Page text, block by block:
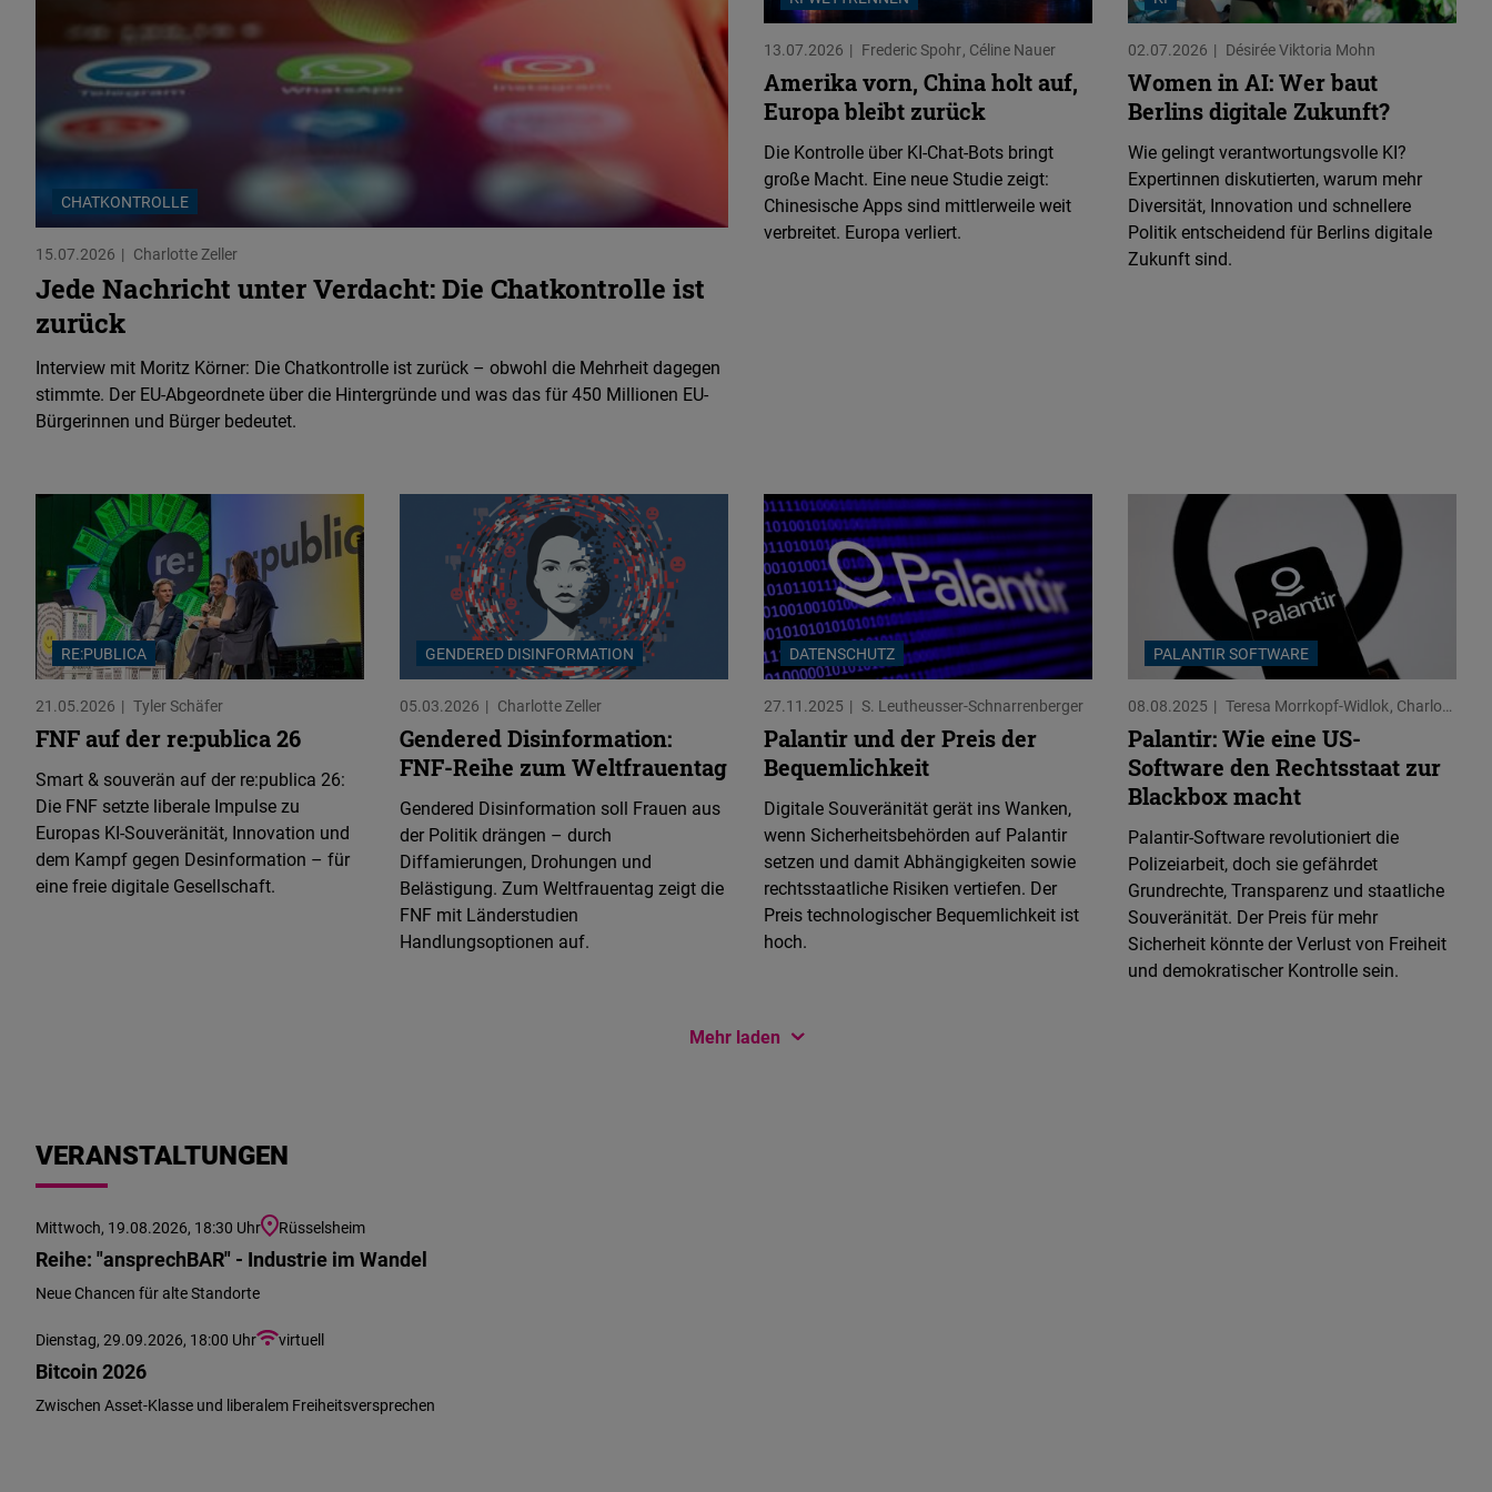
Mehr Freiheit und Sicherheit im Netz (PDF)
Überwachungsbarometer für Deutschland (PDF)
Ein modernes Urheberrecht (PDF)
Video: Digitale Freiheit und Verschlüsselung
Video: Lightning Talk mit Dennis-Kenji Kipker zum digitalen Briefgeheimnis
Umfrage: Datenschutz in Deutschland
Die Neue Ära der Weltraumkommerzialisierung - Satelliten im geopolitischen
Schachspiel (PDF)
Unterseekabel im Westlichen Indischen Ozean und ihre geopolitische Bedeutung
(PDF)
Russlands Informationskrieg im Nahen Osten (PDF)
Chinas unsichtbare Macht technischer Standards (PDF)
Chinas Totale Internetzensur (PDF)
Mehr Freiheit und Sicherheit im Netz (PDF)
Taming the Digital Realm Global Content Moderation Practices (PDF)
Video: Digitale Freiheit und Verschlüsselung
Video: Lightning Talk mit Dennis-Kenji Kipker zum digitalen Briefgeheimnis
CHATKONTROLLE
15.07.2026 Charlotte Zeller
Jede Nachricht unter Verdacht: Die Chatkontrolle ist
zurück
Interview mit Moritz Körner: Die Chatkontrolle ist zurück – obwohl die Mehrheit dagegen
stimmte. Der EU-Abgeordnete über die Hintergründe und was das für 450 Millionen EU-
Bürgerinnen und Bürger bedeutet.
13.07.2026 Frederic Spohr Céline Nauer
Amerika vorn, China holt auf,
Europa bleibt zurück
Die Kontrolle über KI-Chat-Bots bringt
große Macht. Eine neue Studie zeigt:
Chinesische Apps sind mittlerweile weit
verbreitet. Europa verliert.
02.07.2026 Désirée Viktoria Mohn
Women in AI: Wer baut
Berlins digitale Zukunft?
Wie gelingt verantwortungsvolle KI?
Expertinnen diskutierten, warum mehr
Diversität, Innovation und schnellere
Politik entscheidend für Berlins digitale
Zukunft sind.
RE:PUBLICA
21.05.2026 Tyler Schäfer
FNF auf der re:publica 26
Smart & souverän auf der re:publica 26:
Die FNF setzte liberale Impulse zu
Europas KI-Souveränität, Innovation und
dem Kampf gegen Desinformation – für
eine freie digitale Gesellschaft.
GENDERED DISINFORMATION
05.03.2026 Charlotte Zeller
Gendered Disinformation:
FNF-Reihe zum Weltfrauentag
Gendered Disinformation soll Frauen aus
der Politik drängen – durch
Diffamierungen, Drohungen und
Belästigung. Zum Weltfrauentag zeigt die
FNF mit Länderstudien
Handlungsoptionen auf.
DATENSCHUTZ
27.11.2025 S. Leutheusser-Schnarrenberger
Palantir und der Preis der
Bequemlichkeit
Digitale Souveränität gerät ins Wanken,
wenn Sicherheitsbehörden auf Palantir
setzen und damit Abhängigkeiten sowie
rechtsstaatliche Risiken vertiefen. Der
Preis technologischer Bequemlichkeit ist
hoch.
PALANTIR SOFTWARE
08.08.2025 Teresa Morrkopf-Widlok Charlotte Zeller
Palantir: Wie eine US-
Software den Rechtsstaat zur
Blackbox macht
Palantir-Software revolutioniert die
Polizeiarbeit, doch sie gefährdet
Grundrechte, Transparenz und staatliche
Souveränität. Der Preis für mehr
Sicherheit könnte der Verlust von Freiheit
und demokratischer Kontrolle sein.
Mehr laden
VERANSTALTUNGEN
Mittwoch, 19.08.2026, 18:30 Uhr Rüsselsheim
Reihe: "ansprechBAR" - Industrie im Wandel
Neue Chancen für alte Standorte
Dienstag, 29.09.2026, 18:00 Uhr virtuell
Bitcoin 2026
Zwischen Asset-Klasse und liberalem Freiheitsversprechen